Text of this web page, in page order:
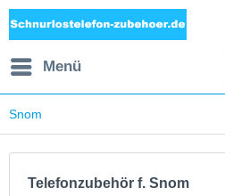
Menü
Snom
Telefonzubehör f. Snom